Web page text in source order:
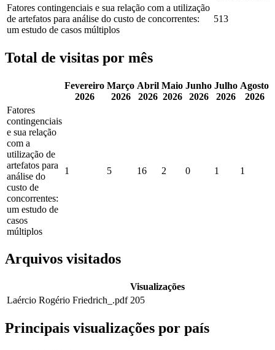
Fatores contingenciais e sua relação com a utilização
de artefatos para análise do custo de concorrentes:
um estudo de casos múltiplos
513
Total de visitas por mês
Fevereiro
2026
Março
2026
Abril
2026
Maio
2026
Junho
2026
Julho
2026
Agosto
2026
Fatores
contingenciais
e sua relação
com a
utilização de
artefatos para
análise do
custo de
concorrentes:
um estudo de
casos
múltiplos
1 5 16 2 0 1 1
Arquivos visitados
Visualizações
Laércio Rogério Friedrich_.pdf 205
Principais visualizações por país